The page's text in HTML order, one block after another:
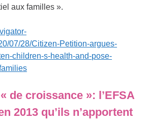
aux familles ».
07/28/Citizen-Petition-argues-
children-s-health-and-pose-
de croissance »: l’EFSA
2013 qu’ils n’apportent